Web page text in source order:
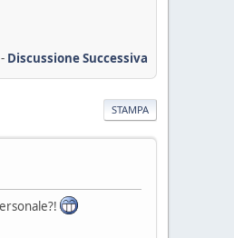
- Discussione Successiva
STAMPA